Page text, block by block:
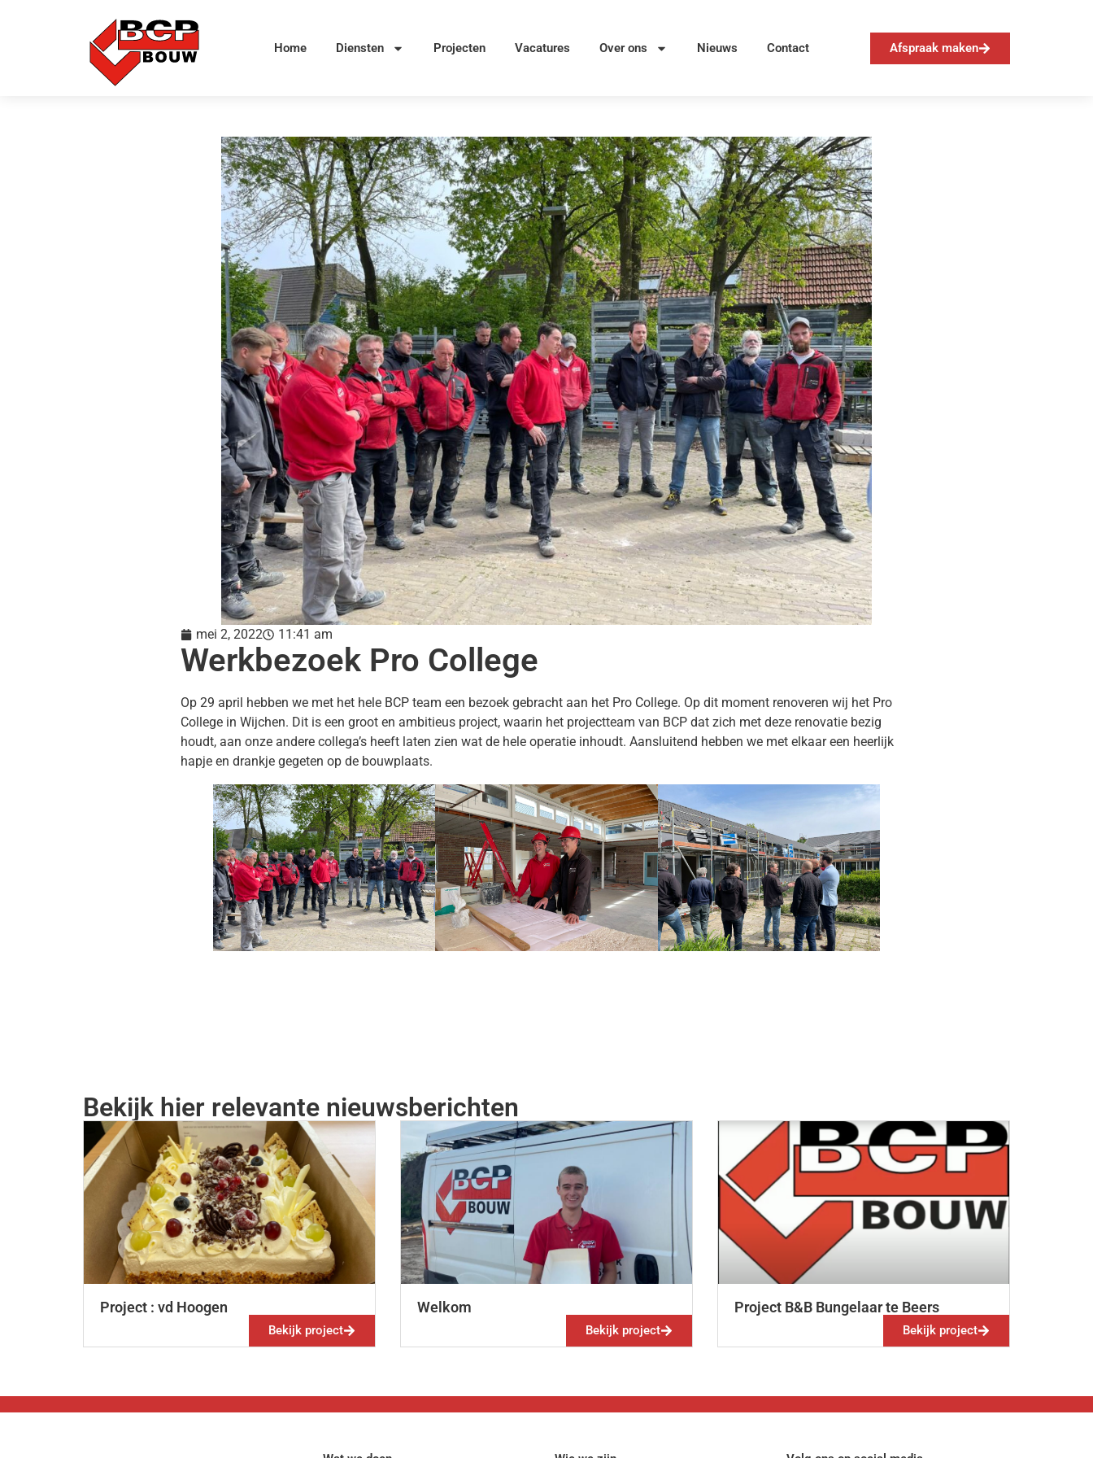
Home Diensten Projecten Vacatures Over ons Nieuws Contact Afspraak maken
mei 2, 2022 11:41 am
Werkbezoek Pro College
Op 29 april hebben we met het hele BCP team een bezoek gebracht aan het Pro College. Op dit moment renoveren wij het Pro
College in Wijchen. Dit is een groot en ambitieus project, waarin het projectteam van BCP dat zich met deze renovatie bezig
houdt, aan onze andere collega’s heeft laten zien wat de hele operatie inhoudt. Aansluitend hebben we met elkaar een heerlijk
hapje en drankje gegeten op de bouwplaats.
Bekijk hier relevante nieuwsberichten
Project : vd Hoogen
Bekijk project
Welkom
Bekijk project
Project B&B Bungelaar te Beers
Bekijk project